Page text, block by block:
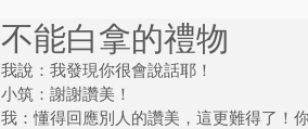
不能白拿的禮物
我說：我發現你很會說話耶！
小筑：謝謝讚美！
我：懂得回應別人的讚美，這更難得了！